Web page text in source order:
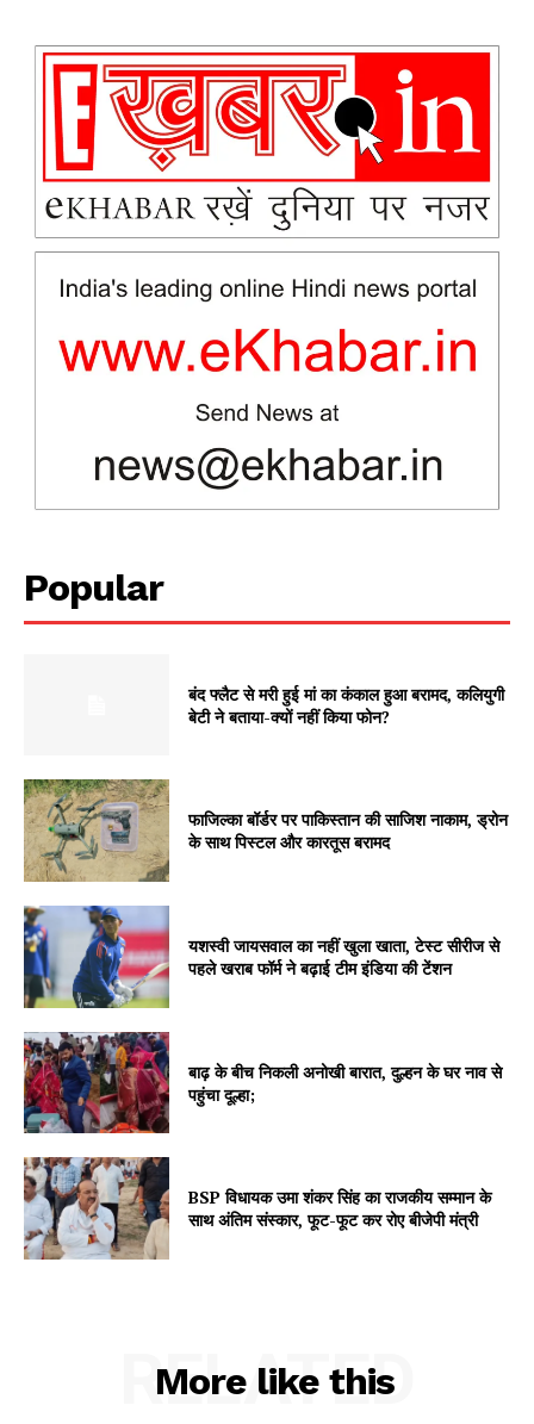
News Week
Magazine PRO
Subscription Plans
My account
Popular
बंद फ्लैट से मरी हुई मां का कंकाल हुआ बरामद, कलियुगी
बेटी ने बताया-क्यों नहीं किया फोन?
फाजिल्का बॉर्डर पर पाकिस्तान की साजिश नाकाम, ड्रोन
के साथ पिस्टल और कारतूस बरामद
यशस्वी जायसवाल का नहीं खुला खाता, टेस्ट सीरीज से
पहले खराब फॉर्म ने बढ़ाई टीम इंडिया की टेंशन
बाढ़ के बीच निकली अनोखी बारात, दुल्हन के घर नाव से
पहुंचा दूल्हा;
BSP विधायक उमा शंकर सिंह का राजकीय सम्मान के
साथ अंतिम संस्कार, फूट-फूट कर रोए बीजेपी मंत्री
More like this
RELATED